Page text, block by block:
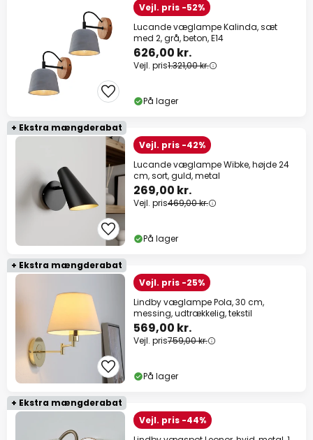
Vejl. pris -52%
Lucande væglampe Kalinda, sæt
med 2, grå, beton, E14
626,00 kr.
Vejl. pris1.321,00 kr.
På lager
+ Ekstra mængderabat
Vejl. pris -42%
Lucande væglampe Wibke, højde 24
cm, sort, guld, metal
269,00 kr.
Vejl. pris469,00 kr.
På lager
+ Ekstra mængderabat
Vejl. pris -25%
Lindby væglampe Pola, 30 cm,
messing, udtrækkelig, tekstil
569,00 kr.
Vejl. pris759,00 kr.
På lager
+ Ekstra mængderabat
Vejl. pris -44%